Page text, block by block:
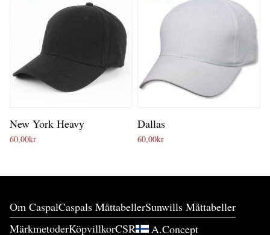
New York Heavy
60,00kr
Dallas
60,00kr
Om CaspalCaspals MåttabellerSunwills Måttabeller
MärkmetoderKöpvillkorCSR A.Concept